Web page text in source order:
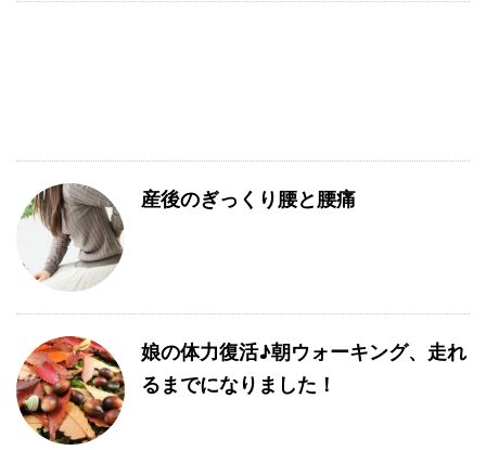
産後のぎっくり腰と腰痛
娘の体力復活♪朝ウォーキング、走れ
るまでになりました！